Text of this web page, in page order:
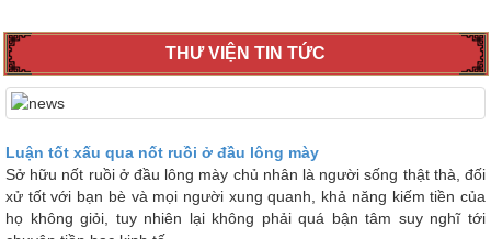
THƯ VIỆN TIN TỨC
Luận tốt xấu qua nốt ruồi ở đầu lông mày
Sở hữu nốt ruồi ở đầu lông mày chủ nhân là người sống thật thà, đối
xử tốt với bạn bè và mọi người xung quanh, khả năng kiếm tiền của
họ không giỏi, tuy nhiên lại không phải quá bận tâm suy nghĩ tới